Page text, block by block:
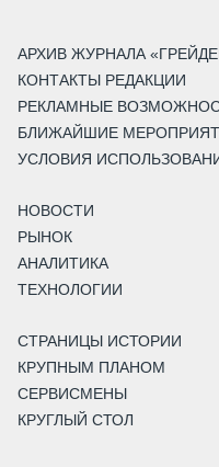
АРХИВ ЖУРНАЛА
КОНТАКТЫ РЕДАКЦИИ
РЕКЛАМНЫЕ
БЛИЖАЙШИЕ
УСЛОВИЯ
НОВОСТИ
РЫНОК
АНАЛИТИКА
ТЕХНОЛОГИИ
СТРАНИЦЫ ИСТОРИИ
КРУПНЫМ ПЛАНОМ
СЕРВИСМЕНЫ
КРУГЛЫЙ СТОЛ